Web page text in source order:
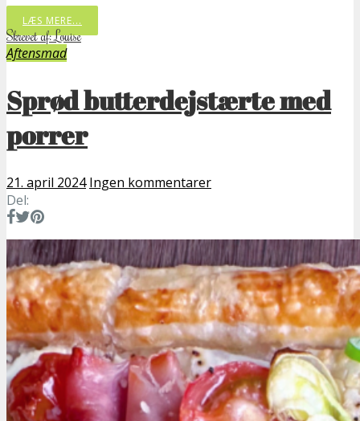
LÆS MERE...
Skrevet af: Louise
Aftensmad
Sprød butterdejstærte med
porrer
21. april 2024 Ingen kommentarer
Del: